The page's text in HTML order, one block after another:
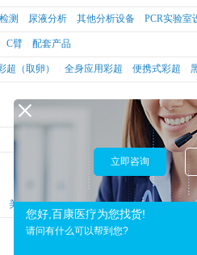
测 尿液分析 其他分析设备 PCR实验室
C臂 配套产品
超（取卵） 全身应用彩超 便携式彩超
美容科 | 其他科
您好,百康医疗为您找货!
请问有什么可以帮到您?
立即咨询